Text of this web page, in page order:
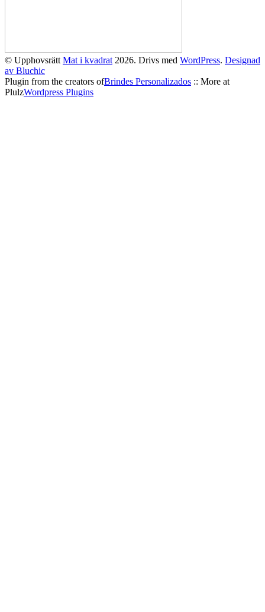
© Upphovsrätt Mat i kvadrat 2026. Drivs med WordPress. Designad
av Bluchic
Plugin from the creators ofBrindes Personalizados :: More at
PlulzWordpress Plugins